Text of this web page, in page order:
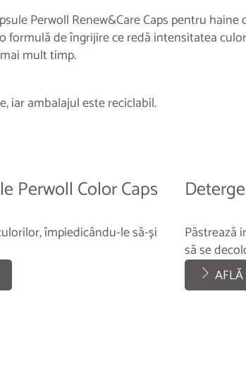
Perwoll Renew&Care Caps pentru
formulă de îngrijire ce redă intensitatea
mult timp.
iar ambalajul este reciclabil.
Perwoll Color Caps
împiedicându-le să-și
Păstrează
să se